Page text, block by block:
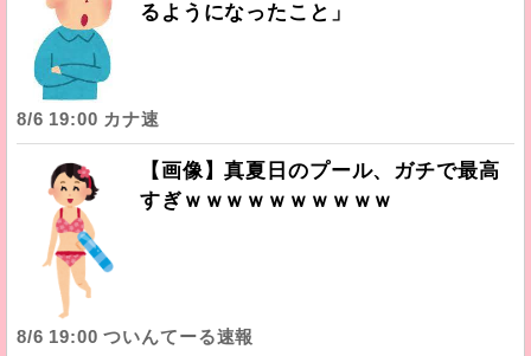
るようになったこと」
8/6 19:00 カナ速
【画像】真夏日のプール、ガチで最高
すぎｗｗｗｗｗｗｗｗｗｗ
8/6 19:00 ついんてーる速報